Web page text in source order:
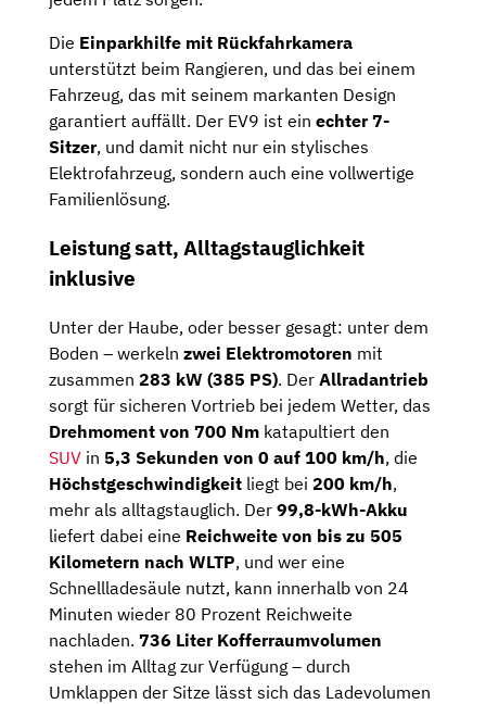
Die Einparkhilfe mit Rückfahrkamera
unterstützt beim Rangieren, und das bei einem
Fahrzeug, das mit seinem markanten Design
garantiert auffällt. Der EV9 ist ein echter7-
Sitzer, und damit nicht nur ein stylisches
Elektrofahrzeug, sondern auch eine vollwertige
Familienlösung.
Leistungsatt, Alltagstauglichkeit
inklusive
Unter der Haube, oder besser gesagt: unter dem
Boden – werkeln zwei Elektromotoren mit
zusammen 283 kW (385 PS). Der Allradantrieb
sorgt für sicheren Vortrieb bei jedem Wetter, das
Drehmoment von 700 Nm katapultiert den
SUV in 5,3 Sekunden von 0 auf 100 km/h, die
Höchstgeschwindigkeit liegt bei 200 km/h,
mehr als alltagstauglich. Der 99,8-kWh-Akku
liefert dabei eine Reichweite von bis zu 505
Kilometern nach WLTP, und wer eine
Schnellladesäule nutzt, kann innerhalb von 24
Minuten wieder 80 Prozent Reichweite
nachladen. 736 Liter Kofferraumvolumen
stehen im Alltag zur Verfügung – durch
Umklappen der Sitze lässt sich das Ladevolumen